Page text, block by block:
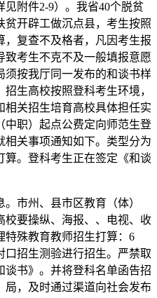
附件2-9）。我省40个脱贫
贫开辟工做沉点县，考生按照
复查不及格者，凡因考生报
致考生不克不及一般填报意愿
须按我厅同一发布的和谈书样
生高校按照登科考生环境，
关招生培育高校具体担任实
中职）起点公费定向师范生登
相关事项通知如下。类型分为
。登科考生正在签定《和谈
市州、县市区教育（体）
校要操纵、海报、、电视、收
特殊教育教师招生打算：6
口招生测验进行招生。严禁取
书》。并将登科名单函告招
局，及时通过渠道向社会发布